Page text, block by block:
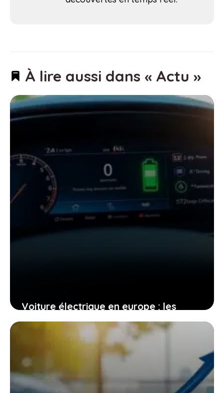
À lire aussi dans « Actu »
Voiture électrique en europe : les
chiffres sont fous, mais le leader
historique est en perte de vitesse